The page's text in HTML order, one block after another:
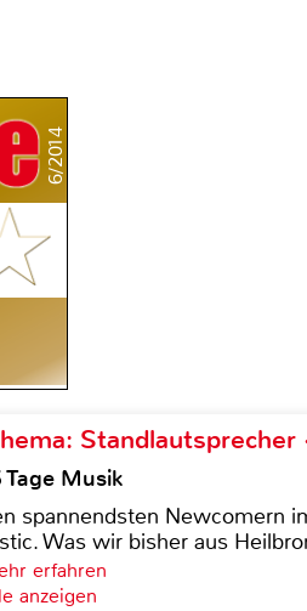
6/2014
Standlautsprecher
Tage Musik
spannendsten Newcomern
Was wir bisher aus
erfahren
anzeigen